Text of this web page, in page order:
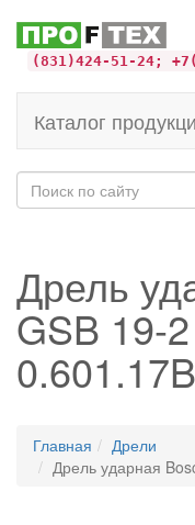
(831)424-51-24;
Каталог
Дрель
GSB 19-
Главная
Дрели
Дрель ударная